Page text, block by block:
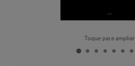
Toque para ampliar